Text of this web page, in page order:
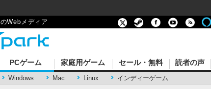
Webメディア
PCゲーム
Windows Mac Linux インディーゲーム
家庭用ゲーム セール・無料 読者の声